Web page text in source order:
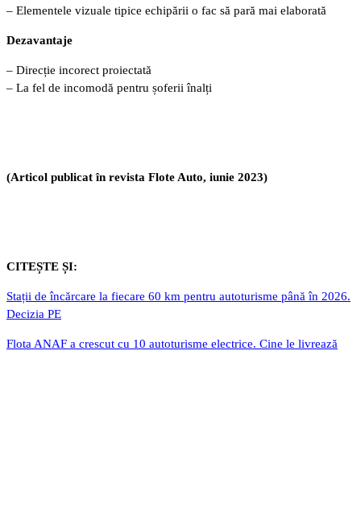
– Elementele vizuale tipice echipării o fac să pară mai elaborată
Dezavantaje
– Direcție incorect proiectată
– La fel de incomodă pentru șoferii înalți
(Articol publicat în revista Flote Auto, iunie 2023)
CITEȘTE ȘI:
Stații de încărcare la fiecare 60 km pentru autoturisme până în 2026.
Decizia PE
Flota ANAF a crescut cu 10 autoturisme electrice. Cine le livrează